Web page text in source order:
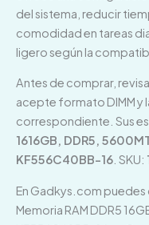
del sistema, reducir
comodidad en tareas
ligero según la
Antes de comprar,
acepte formato DIMM y
correspondiente. Sus
1616GB, DDR5,
KF556C40BB-16 . SKU:
En Gadkys.com puedes
Memoria RAM DDR5